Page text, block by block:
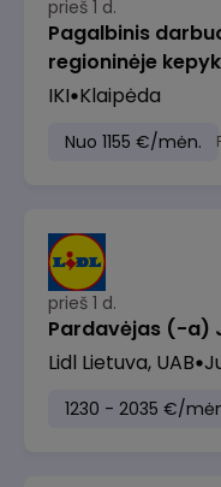
prieš 1 d.
Pagalbinis
regioninėje
IKI Klaipėda
Nuo 1155 €/mėn.
prieš 1 d.
Pardavėjas (-a)
Lidl Lietuva, UAB
1230 - 2035 €/